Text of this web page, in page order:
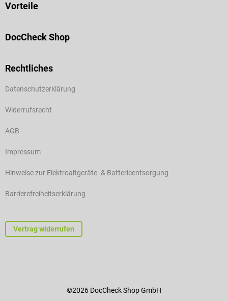
Vorteile
DocCheck Shop
Rechtliches
Datenschutzerklärung
Widerrufsrecht
AGB
Impressum
Hinweise zur Elektroaltgeräte- & Batterieentsorgung
Barrierefreiheitserklärung
Vertrag widerrufen
©2026 DocCheck Shop GmbH